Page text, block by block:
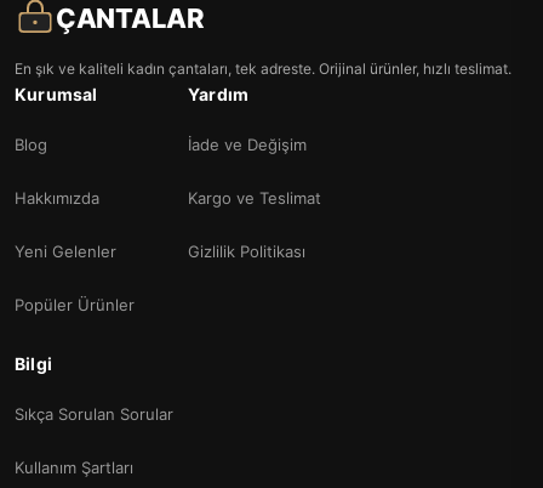
ÇANTALAR
En şık ve kaliteli kadın çantaları, tek adreste. Orijinal ürünler, hızlı teslimat.
Kurumsal
Blog
Hakkımızda
Yeni Gelenler
Popüler Ürünler
Yardım
İade ve Değişim
Kargo ve Teslimat
Gizlilik Politikası
Bilgi
Sıkça Sorulan Sorular
Kullanım Şartları